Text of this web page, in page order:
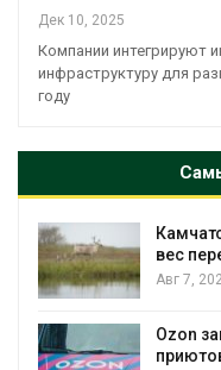
Дек 10, 2025
Компании интегрируют
инфраструктуру для
году
вес
Авг 7,
Ozon